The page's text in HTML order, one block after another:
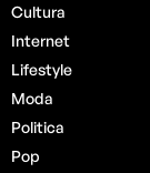
Cultura
Internet
Lifestyle
Moda
Politica
Pop